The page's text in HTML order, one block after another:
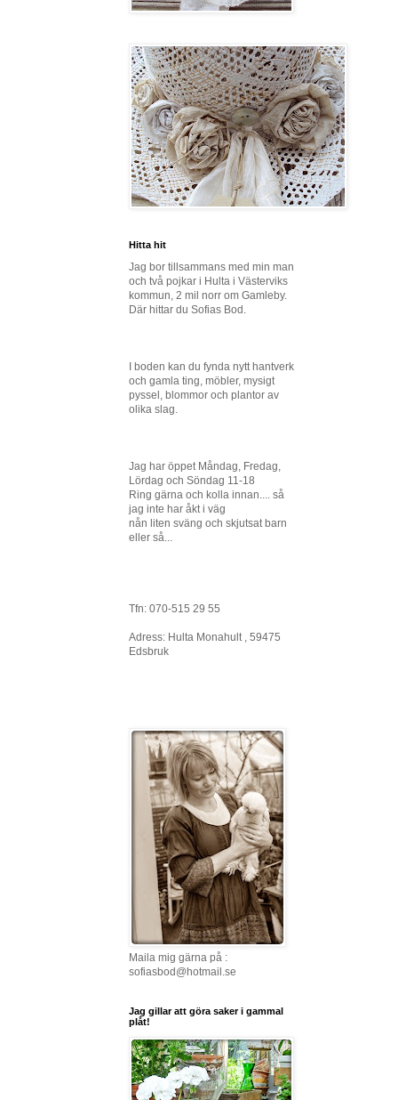
Hitta hit
Jag bor tillsammans med min man
och två pojkar i Hulta i Västerviks
kommun, 2 mil norr om Gamleby.
Där hittar du Sofias Bod.
I boden kan du fynda nytt hantverk
och gamla ting, möbler, mysigt
pyssel, blommor och plantor av
olika slag.
Jag har öppet Måndag, Fredag,
Lördag och Söndag 11-18
Ring gärna och kolla innan.... så
jag inte har åkt i väg
nån liten sväng och skjutsat barn
eller så...
Tfn: 070-515 29 55
Adress: Hulta Monahult , 59475
Edsbruk
Maila mig gärna på :
sofiasbod@hotmail.se
Jag gillar att göra saker i gammal
plåt!